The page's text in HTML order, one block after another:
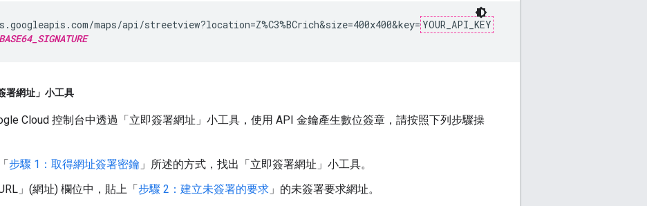
maps/api/streetview?location=Z%C3%BCrich&size=400x400&key= YOUR_API_KEY
BASE64_SIGNATURE
署網址」小工具
Cloud 控制台中透過「立即簽署網址」 小工具，使用 API 金鑰產生數位簽章，請按照下列步驟操
步驟 1：取得網址簽署密鑰 」所述的方式，找出「立即簽署網址」 小工具。
」(網址) 欄位中，貼上「步驟 2：建立未簽署的要求 」的未簽署要求網址。